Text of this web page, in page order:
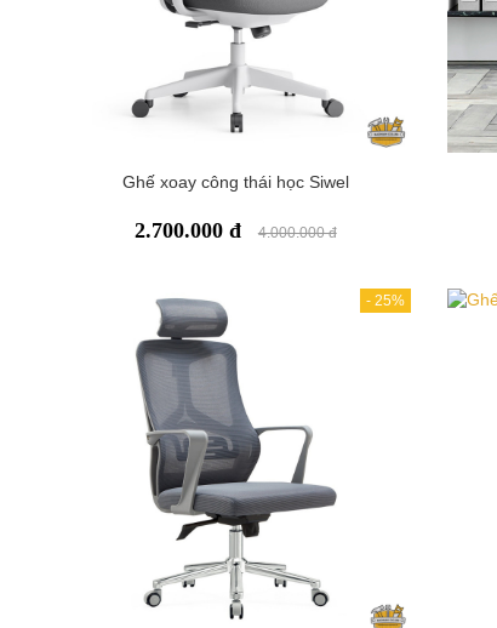
Ghế xoay công thái học Siwel
2.700.000 đ 4.000.000 đ
- 25%